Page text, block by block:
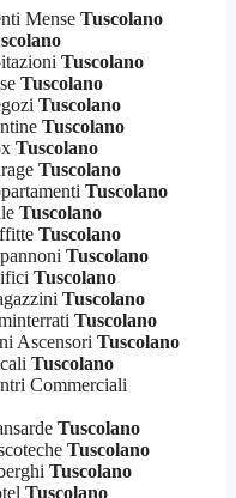
Mense Tuscolano
Tuscolano
Tuscolano
Tuscolano
Tuscolano
Tuscolano
Tuscolano
Tuscolano
Tuscolano
Tuscolano
Tuscolano
Tuscolano
Tuscolano
Tuscolano
Ascensori Tuscolano
Tuscolano
Commerciali
Tuscolano
Tuscolano
Tuscolano
Tuscolano